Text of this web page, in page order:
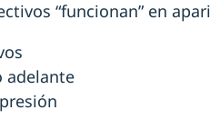
“funcionan” en
adelante